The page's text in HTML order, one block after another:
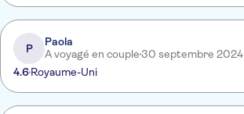
super.
P
Paola
A voyagé en couple30 septembre 2024
4.6Royaume-Uni